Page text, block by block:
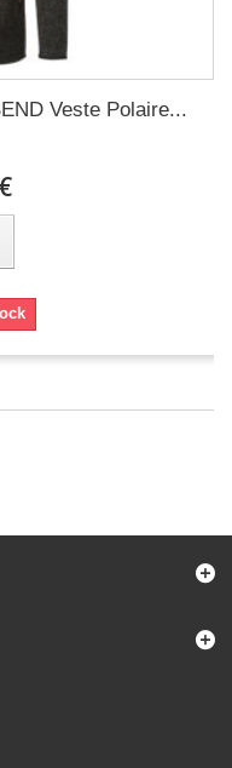
Veste Polaire...